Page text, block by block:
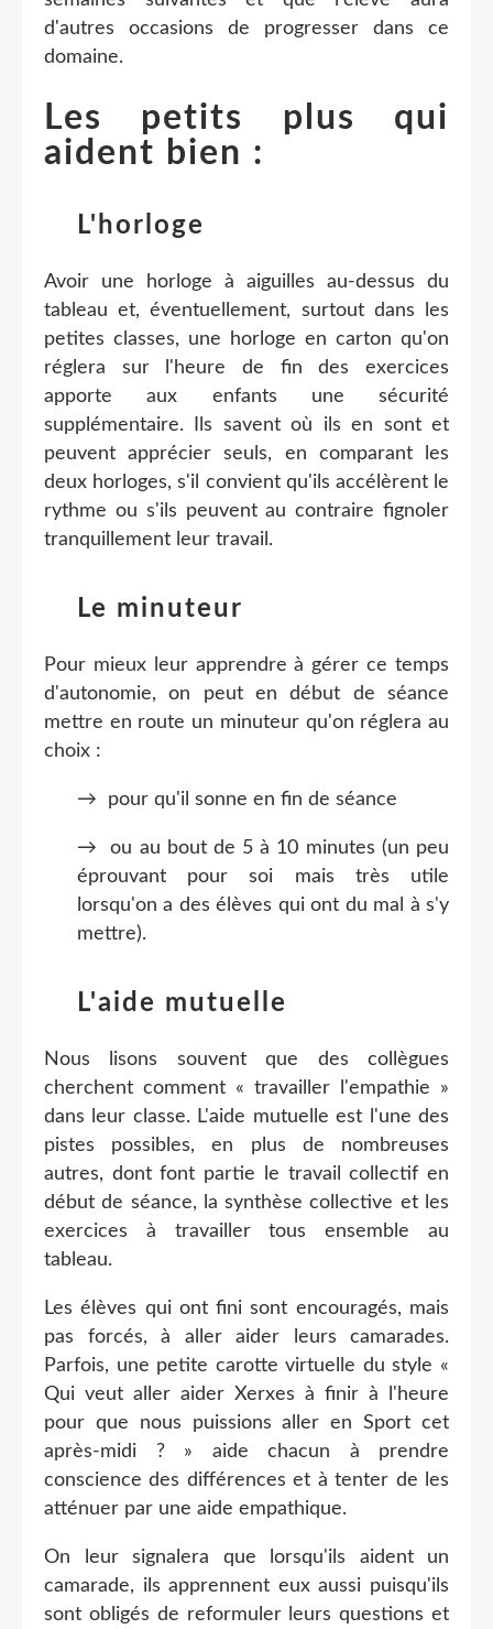
d'autres occasions de progresser dans ce
domaine.
Les petits plus qui
aident bien :
L'horloge
Avoir une horloge à aiguilles au-dessus du
tableau et, éventuellement, surtout dans les
petites classes, une horloge en carton qu'on
réglera sur l'heure de fin des exercices
apporte aux enfants une sécurité
supplémentaire. Ils savent où ils en sont et
peuvent apprécier seuls, en comparant les
deux horloges, s'il convient qu'ils accélèrent le
rythme ou s'ils peuvent au contraire fignoler
tranquillement leur travail.
Le minuteur
Pour mieux leur apprendre à gérer ce temps
d'autonomie, on peut en début de séance
mettre en route un minuteur qu'on réglera au
choix :
→ pour qu'il sonne en fin de séance
→ ou au bout de 5 à 10 minutes (un peu
éprouvant pour soi mais très utile
lorsqu'on a des élèves qui ont du mal à s'y
mettre).
L'aide mutuelle
Nous lisons souvent que des collègues
cherchent comment « travailler l'empathie »
dans leur classe. L'aide mutuelle est l'une des
pistes possibles, en plus de nombreuses
autres, dont font partie le travail collectif en
début de séance, la synthèse collective et les
exercices à travailler tous ensemble au
tableau.
Les élèves qui ont fini sont encouragés, mais
pas forcés, à aller aider leurs camarades.
Parfois, une petite carotte virtuelle du style «
Qui veut aller aider Xerxes à finir à l'heure
pour que nous puissions aller en Sport cet
après-midi ? » aide chacun à prendre
conscience des différences et à tenter de les
atténuer par une aide empathique.
On leur signalera que lorsqu'ils aident un
camarade, ils apprennent eux aussi puisqu'ils
sont obligés de reformuler leurs questions et